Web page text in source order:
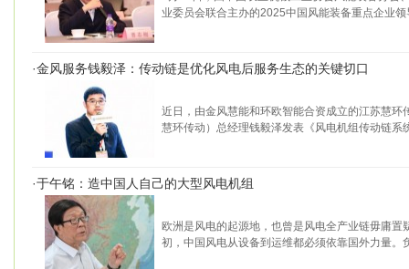
业委员会联合主办的2025中国风能装备重点企业领
·金风服务钱毅泽：传动链是优化风电后服务生态的关键切口
近日，由金风慧能和环欧智能合资成立的江苏慧环
慧环传动）总经理钱毅泽发表《风电机组传动链系
·于午铭：造中国人自己的大型风电机组
欧洲是风电的起源地，也曾是风电全产业链毋庸置
初，中国风电从设备到运维都必须依靠国外力量。